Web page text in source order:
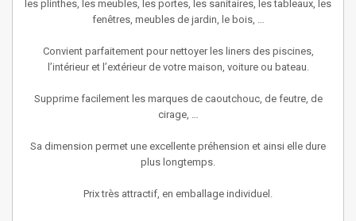
les plinthes, les meubles, les portes, les sanitaires, les tableaux, les
fenêtres, meubles de jardin, le bois, …
Convient parfaitement pour nettoyer les liners des piscines,
l’intérieur et l’extérieur de votre maison, voiture ou bateau.
Supprime facilement les marques de caoutchouc, de feutre, de
cirage, …
Sa dimension permet une excellente préhension et ainsi elle dure
plus longtemps.
Prix très attractif, en emballage individuel.